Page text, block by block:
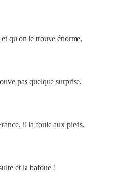
qu'on le trouve énorme,
pas quelque surprise.
il la foule aux pieds,
et la bafoue !